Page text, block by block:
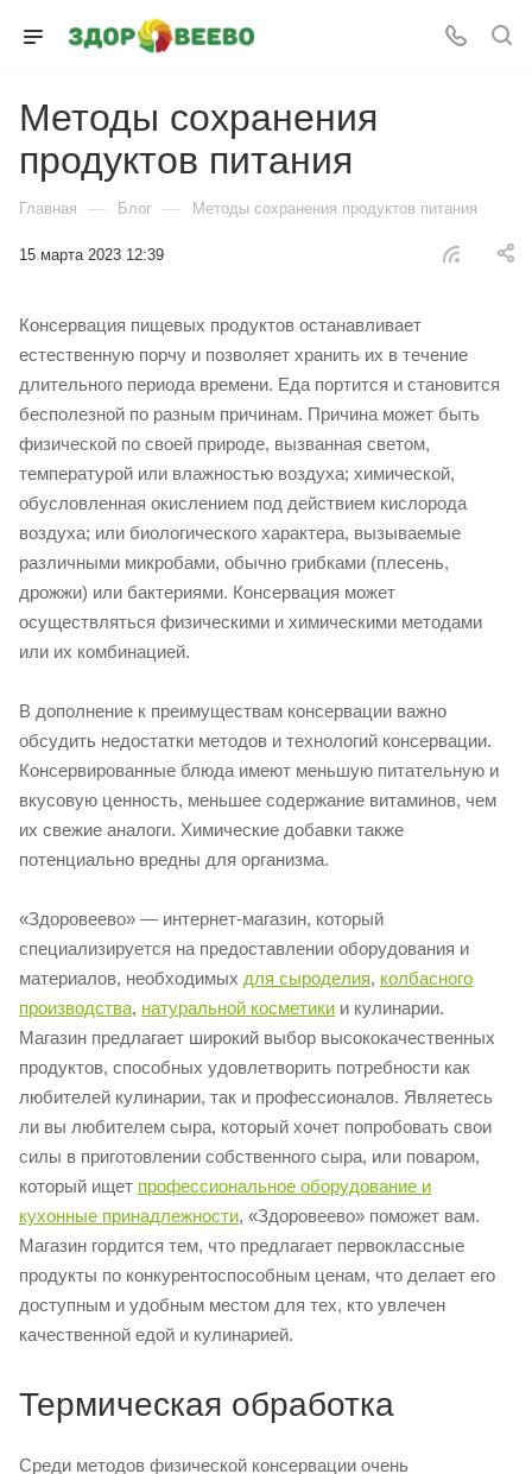
Методы сохранения
продуктов питания
Главная — Блог — Методы сохранения продуктов питания
15 марта 2023 12:39
Консервация пищевых продуктов останавливает
естественную порчу и позволяет хранить их в течение
длительного периода времени. Еда портится и становится
бесполезной по разным причинам. Причина может быть
физической по своей природе, вызванная светом,
температурой или влажностью воздуха; химической,
обусловленная окислением под действием кислорода
воздуха; или биологического характера, вызываемые
различными микробами, обычно грибками (плесень,
дрожжи) или бактериями. Консервация может
осуществляться физическими и химическими методами
или их комбинацией.
В дополнение к преимуществам консервации важно
обсудить недостатки методов и технологий консервации.
Консервированные блюда имеют меньшую питательную и
вкусовую ценность, меньшее содержание витаминов, чем
их свежие аналоги. Химические добавки также
потенциально вредны для организма.
«Здоровеево» — интернет-магазин, который
специализируется на предоставлении оборудования и
материалов, необходимых для сыроделия, колбасного
производства, натуральной косметики и кулинарии.
Магазин предлагает широкий выбор высококачественных
продуктов, способных удовлетворить потребности как
любителей кулинарии, так и профессионалов. Являетесь
ли вы любителем сыра, который хочет попробовать свои
силы в приготовлении собственного сыра, или поваром,
который ищет профессиональное оборудование и
кухонные принадлежности, «Здоровеево» поможет вам.
Магазин гордится тем, что предлагает первоклассные
продукты по конкурентоспособным ценам, что делает его
доступным и удобным местом для тех, кто увлечен
качественной едой и кулинарией.
Термическая обработка
Среди методов физической консервации очень